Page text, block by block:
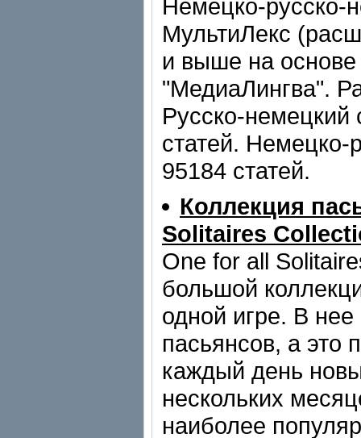
Немецко-русско-
МультиЛекс
и выше на основе
"МедиаЛингва".
Русско-немецкий
статей. Немецко-
95184 статей.
Коллекция
Solitaires
One for all
большой
одной игре. В
пасьянсов, а это
каждый день
нескольких
наиболее